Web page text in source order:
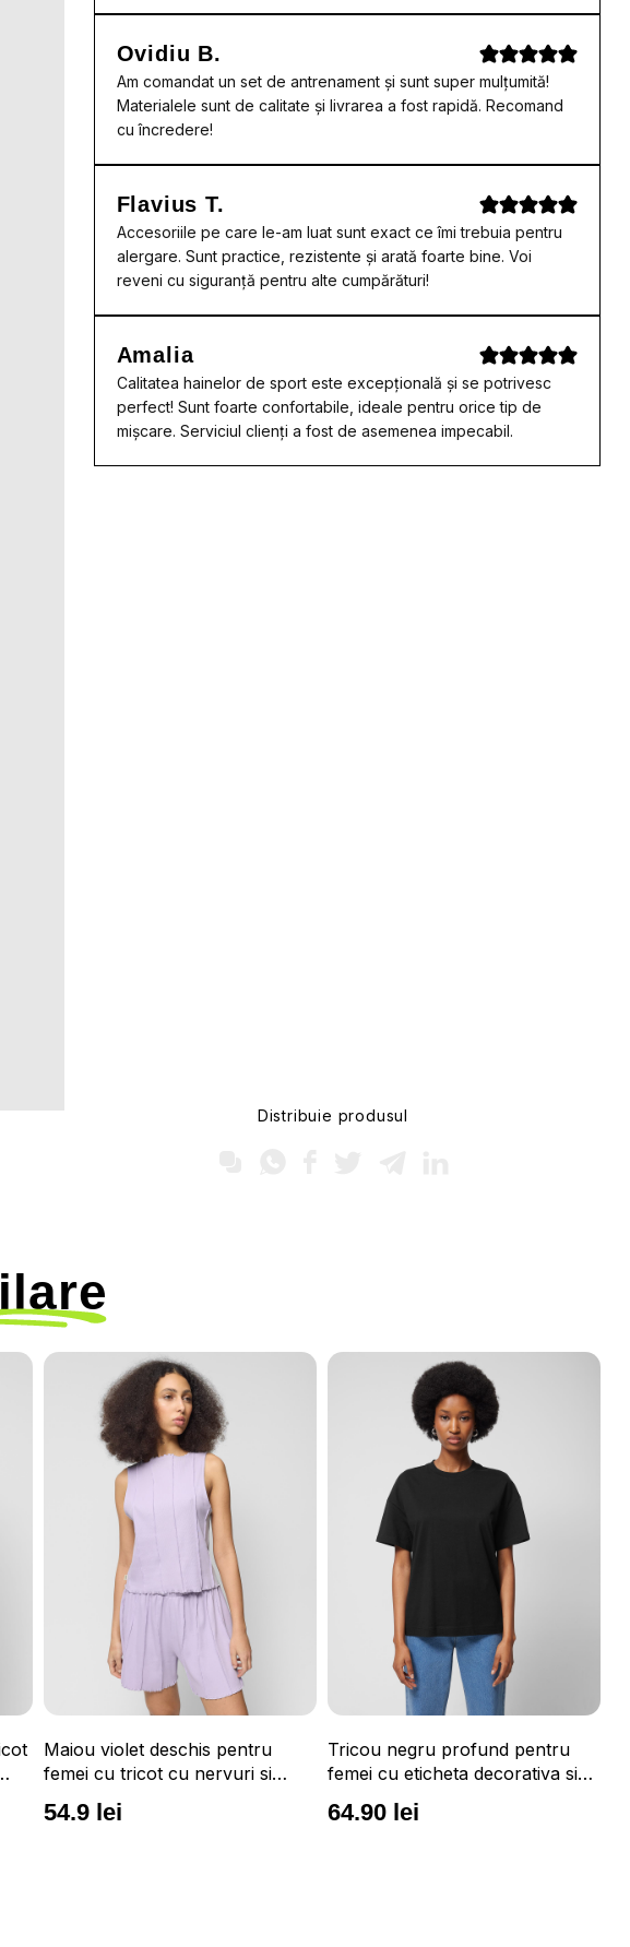
Ovidiu B.
Am comandat un set de antrenament și sunt super mulțumită!
Materialele sunt de calitate și livrarea a fost rapidă. Recomand
cu încredere!
Flavius T.
Accesoriile pe care le-am luat sunt exact ce îmi trebuia pentru
alergare. Sunt practice, rezistente și arată foarte bine. Voi
reveni cu siguranță pentru alte cumpărături!
Amalia
Calitatea hainelor de sport este excepțională și se potrivesc
perfect! Sunt foarte confortabile, ideale pentru orice tip de
mișcare. Serviciul clienți a fost de asemenea impecabil.
Distribuie produsul
Maiou violet deschis pentru
femei cu tricot cu nervuri si
finisaje brodate OUTHORN
54.9 lei
Tricou negru profund pentru
femei cu eticheta decorativa si
croiala boxy OUTHORN
64.90 lei